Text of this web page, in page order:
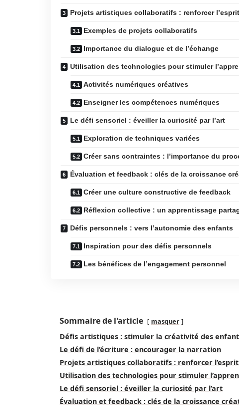
Projets artistiques collaboratifs : renforcer
Exemples de projets collaboratifs
Importance du dialogue et de l’échange
Utilisation des technologies pour stimuler
Activités numériques créatives
Enseigner les compétences numériques
Le défi sensoriel : éveiller la curiosité par l’art
Exploration de techniques variées
Créer sans contraintes : l’importance du
Évaluation et feedback : clés de la croissance
Créer une culture constructive de feedback
Réflexion collective : un apprentissage
Défis personnels : vers l’autonomie des enfants
Inspiration pour des défis personnels
Les bénéfices de l’engagement personnel
Sommaire de l'article masquer
Défis artistiques : stimuler la créativité des
Le défi de l’écriture : encourager la narration
Projets artistiques collaboratifs : renforcer l’esprit
Utilisation des technologies pour stimuler
Le défi sensoriel : éveiller la curiosité par l’art
Évaluation et feedback : clés de la croissance